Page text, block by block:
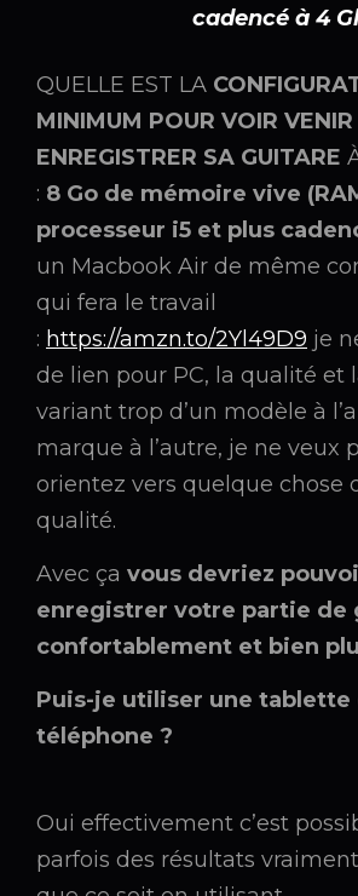
cadencé à 4
QUELLE EST LA
MINIMUM POUR VOIR VENIR
ENREGISTRER SA GUITARE
: 8 Go de mémoire vive
processeur i5 et plus
un Macbook Air de même
qui fera le travail
: https://amzn.to/2Yl49D9 je
de lien pour PC, la qualité et
variant trop d’un modèle à
marque à l’autre, je ne veux
orientez vers quelque chose
qualité.
Avec ça vous devriez
enregistrer votre partie de
confortablement et bien
Puis-je utiliser une tablette
téléphone ?
Oui effectivement c’est
parfois des résultats